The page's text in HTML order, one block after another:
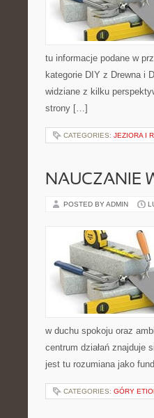
tu informacje podane w
kategorie DIY z Drewna i
widziane z kilku
strony […]
CATEGORIES: JEZIORA I
NAUCZANIE
POSTED BY ADMIN
w duchu spokoju oraz
centrum działań znajduje
jest tu rozumiana jako
CATEGORIES: GÓRY